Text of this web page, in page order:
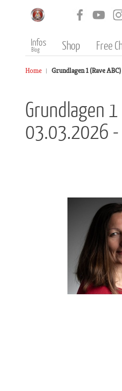
Infos
Blog Shop Free
Home Grundlagen 1 (Rave
Grundlagen
03.03.2026